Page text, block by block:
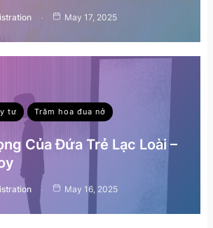
May 17, 2025
tư Trăm hoa đua nở
Của Đứa Trẻ Lạc Loài –
May 16, 2025